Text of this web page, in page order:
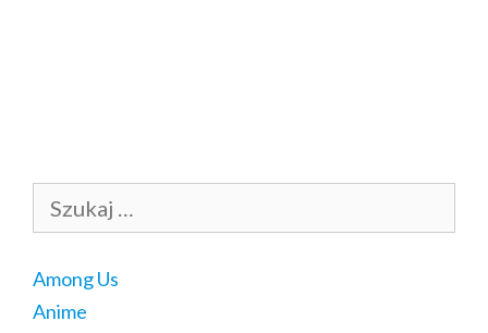
Among Us
Anime